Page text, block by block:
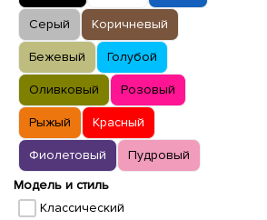
Серый Коричневый
Бежевый Голубой
Оливковый Розовый
Рыжый Красный
Фиолетовый
Пудровый
Модель и стиль
Классический